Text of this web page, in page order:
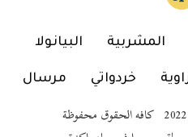
المشربية البيانولا
خردواتي مرسال